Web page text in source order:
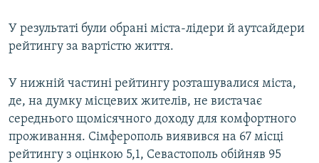
У результаті були обрані міста-лідери й аутсайдери
рейтингу за вартістю життя.
У нижній частині рейтингу розташувалися міста,
де, на думку місцевих жителів, не вистачає
середнього щомісячного доходу для комфортного
проживання. Сімферополь виявився на 67 місці
рейтингу з оцінкою 5,1, Севастополь обійняв 95